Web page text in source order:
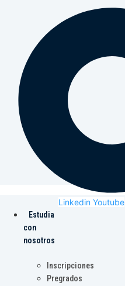
Linkedin Youtube
Estudia
con
nosotros
Inscripciones
Pregrados